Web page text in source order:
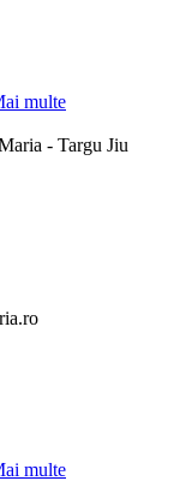
multe
- Targu Jiu
multe